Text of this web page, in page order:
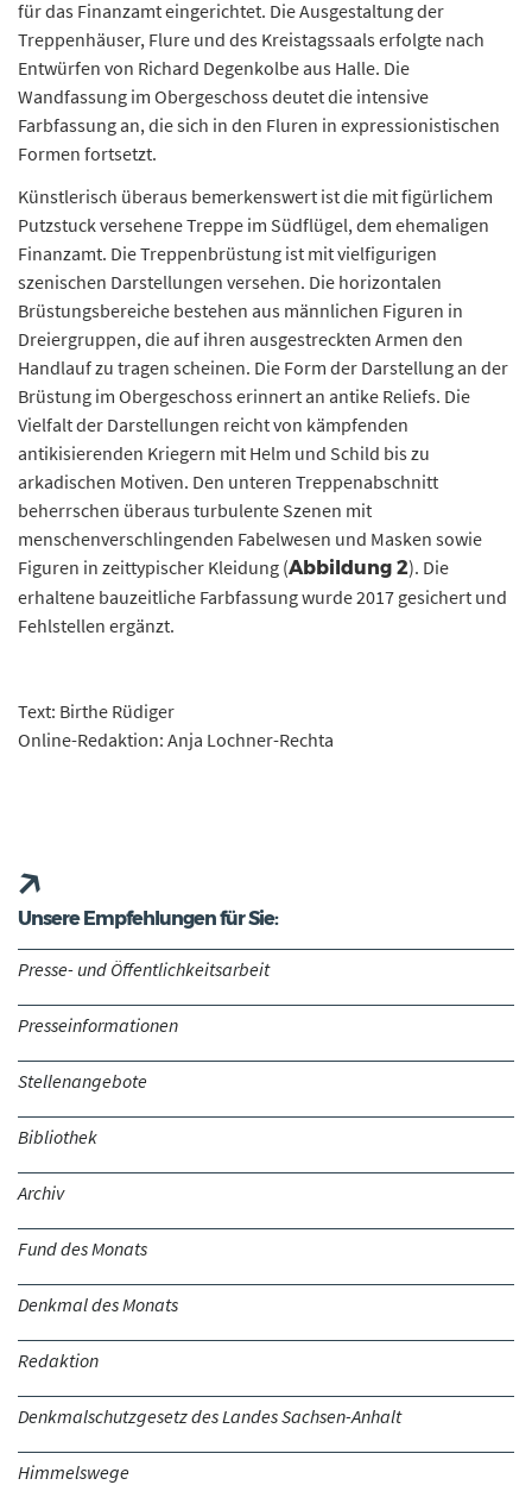
für das Finanzamt eingerichtet. Die Ausgestaltung der
Treppenhäuser, Flure und des Kreistagssaals erfolgte nach
Entwürfen von Richard Degenkolbe aus Halle. Die
Wandfassung im Obergeschoss deutet die intensive
Farbfassung an, die sich in den Fluren in expressionistischen
Formen fortsetzt.
Künstlerisch überaus bemerkenswert ist die mit figürlichem
Putzstuck versehene Treppe im Südflügel, dem ehemaligen
Finanzamt. Die Treppenbrüstung ist mit vielfigurigen
szenischen Darstellungen versehen. Die horizontalen
Brüstungsbereiche bestehen aus männlichen Figuren in
Dreiergruppen, die auf ihren ausgestreckten Armen den
Handlauf zu tragen scheinen. Die Form der Darstellung an der
Brüstung im Obergeschoss erinnert an antike Reliefs. Die
Vielfalt der Darstellungen reicht von kämpfenden
antikisierenden Kriegern mit Helm und Schild bis zu
arkadischen Motiven. Den unteren Treppenabschnitt
beherrschen überaus turbulente Szenen mit
menschenverschlingenden Fabelwesen und Masken sowie
Figuren in zeittypischer Kleidung (Abbildung 2). Die
erhaltene bauzeitliche Farbfassung wurde 2017 gesichert und
Fehlstellen ergänzt.
Text: Birthe Rüdiger
Online-Redaktion: Anja Lochner-Rechta
Unsere Empfehlungen für Sie:
Presse- und Öffentlichkeitsarbeit
Presseinformationen
Stellenangebote
Bibliothek
Archiv
Fund des Monats
Denkmal des Monats
Redaktion
Denkmalschutzgesetz des Landes Sachsen-Anhalt
Himmelswege